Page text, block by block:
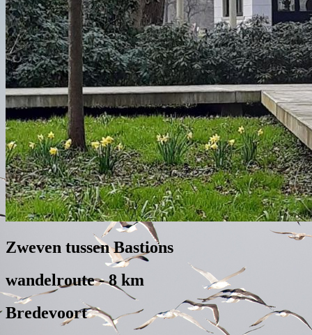
Zweven tussen Bastions
wandelroute - 8 km
Bredevoort